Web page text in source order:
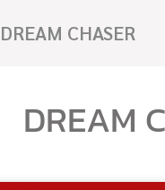
DREAM CHASER
DREAM